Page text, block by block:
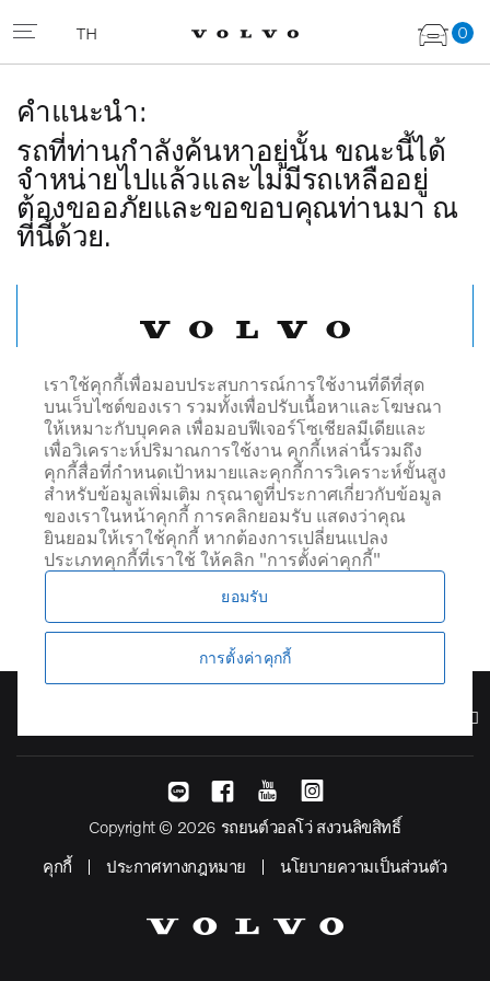
0
TH
คำแนะนำ:
รถที่ท่านกำลังค้นหาอยู่นั้น ขณะนี้ได้
จำหน่ายไปแล้วและไม่มีรถเหลืออยู่
ต้องขออภัยและขอขอบคุณท่านมา ณ
ที่นี้ด้วย.
Copyright © 2026 รถยนต์วอลโว่ สงวนลิขสิทธิ์
คุกกี้
ประกาศทางกฎหมาย นโยบายความเป็นส่วนตัว
เราใช้คุกกี้เพื่อมอบประสบการณ์การใช้งานที่ดีที่สุด
บนเว็บไซต์ของเรา รวมทั้งเพื่อปรับเนื้อหาและโฆษณา
ให้เหมาะกับบุคคล เพื่อมอบฟีเจอร์โซเชียลมีเดียและ
เพื่อวิเคราะห์ปริมาณการใช้งาน คุกกี้เหล่านี้รวมถึง
คุกกี้สื่อที่กำหนดเป้าหมายและคุกกี้การวิเคราะห์ขั้นสูง
สำหรับข้อมูลเพิ่มเติม กรุณาดูที่ประกาศเกี่ยวกับข้อมูล
ของเราในหน้าคุกกี้ การคลิกยอมรับ แสดงว่าคุณ
ยินยอมให้เราใช้คุกกี้ หากต้องการเปลี่ยนแปลง
ประเภทคุกกี้ที่เราใช้ ให้คลิก "การตั้งค่าคุกกี้"
ยอมรับ
การตั้งค่าคุกกี้